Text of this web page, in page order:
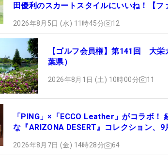
田優利のスカートスタイルにいいね！【フ
2026年8月5日 (水) 11時45分 12
【ゴルフ会員権】第141回 大栄
葉県）
2026年8月1日 (土) 10時00分 11
「PING」×「ECCO Leather」がコラボ！
な『ARIZONA DESERT』コレクション、
2026年8月7日 (金) 14時28分 64